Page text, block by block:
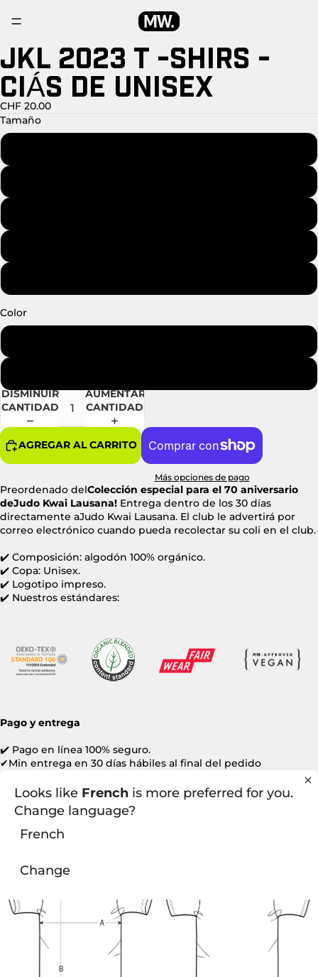
ABRIR
IMAGEN
A
PANTALLA
COMPLETA
JKL 2023 T -SHIRS -
CIÁS DE UNISEX
CHF 20.00
Tamaño
Color
DISMINUIR
CANTIDAD
AUMENTAR
CANTIDAD
AGREGAR AL CARRITO
Más opciones de pago
Preordenado delColección especial para el 70 aniversario
deJudo Kwai Lausana! Entrega dentro de los 30 días
directamente aJudo Kwai Lausana. El club le advertirá por
correo electrónico cuando pueda recolectar su coli en el club.
✔️ Composición: algodón 100% orgánico.
✔️ Copa: Unisex.
✔️ Logotipo impreso.
✔️ Nuestros estándares:
Pago y entrega
✔️ Pago en línea 100% seguro.
✔Min entrega en 30 días hábiles al final del pedido
Looks like French is more preferred for you.
Change language?
French
Change